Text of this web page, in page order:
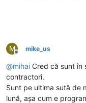
M
Deconectat
mike_us
@mihai Cred că sunt în
contractori.
Sunt pe ultima sută de
lună, așa cum e